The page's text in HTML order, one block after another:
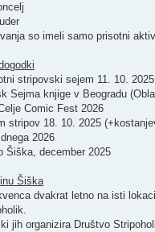
so imeli samo prisotni
stripovski sejem 11. 10. 2025
Sejma knjige v Beogradu
Comic Fest 2026
stripov 18. 10. 2025
2026
Šiška, december 2025
Šiška
dvakrat letno na isti
jih organizira Društvo